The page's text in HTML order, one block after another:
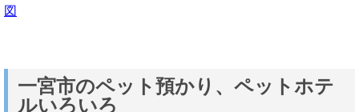
図
一宮市のペット預かり、ペットホテ
ルいろいろ